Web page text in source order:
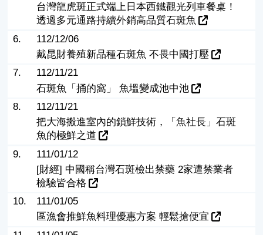
台灣龍虎斑正式端上日本西鐵觀光列車餐桌！
透過多元通路持續外銷高品質石斑魚
6.
112/12/06
戴昆財養殖新品種石斑魚 不畏中國打壓
7.
112/11/21
石斑魚「捅的窩」 魚塭變成池中池
8.
112/11/21
把大海搬進室內的鎖鮮技術，「魚社長」石斑
魚的極鮮之道
9.
111/01/12
[財經] 中國稱台灣石斑檢出禁藥 2家遭禁業者
檢驗皆合格
10.
111/01/05
區漁會推鮮魚料理優惠方案 輕鬆搶便宜